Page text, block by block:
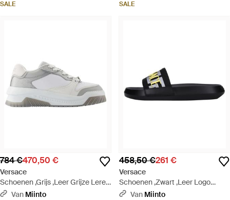
SALE SALE
784 €470,50 €
Versace
Schoenen ,Grijs ,Leer Grijze Leren
Sneakers - Wit
Van Miinto
458,50 €261 €
Versace
Schoenen ,Zwart ,Leer Logo
Detail Rubber Slide - Zwart
Van Miinto